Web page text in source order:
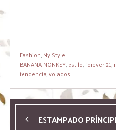
Fashion,My Style
BANANA MONKEY,estilo,forever 21,
tendencia,volados
ESTAMPADO